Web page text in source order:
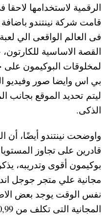
الرقمية لاستخدامها
قامت شركة نينتندو
فى العالم الواقعى الي
القصة الاساسية
لمخلوقات البوكيمون
بي اس وايضا صور وفيديو
ليتم تحديد الموقع بجانب
الذكى.
واوضحت نينتندو أيضًا، أن
قادرين على تجاوز
مجانية علي متجر جوجل
نفس الوقت يوجد بعض
المجانية التى تكلف من 0,99 دولار وحتى 99,99 دولار.